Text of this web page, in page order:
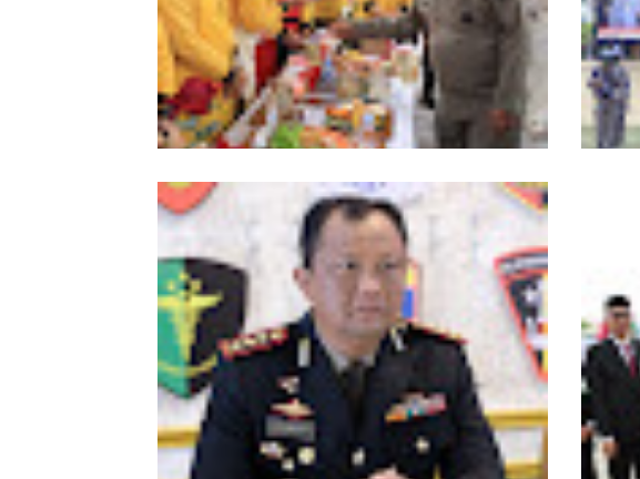
Meriahkan HUT Ke-81 Kemerdekaan RI,
Polda Aceh Gelar Lomba Memasak Nasi
Goreng dan Aneka Minuman
dan